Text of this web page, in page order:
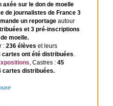
axée sur le don de moelle
de journalistes de France 3
un reportage autour
et 3 pré-inscriptions
moelle.
: 236 élèves et leurs
cartes ont été distribuées.
, Castres : 45
cartes distribuées.